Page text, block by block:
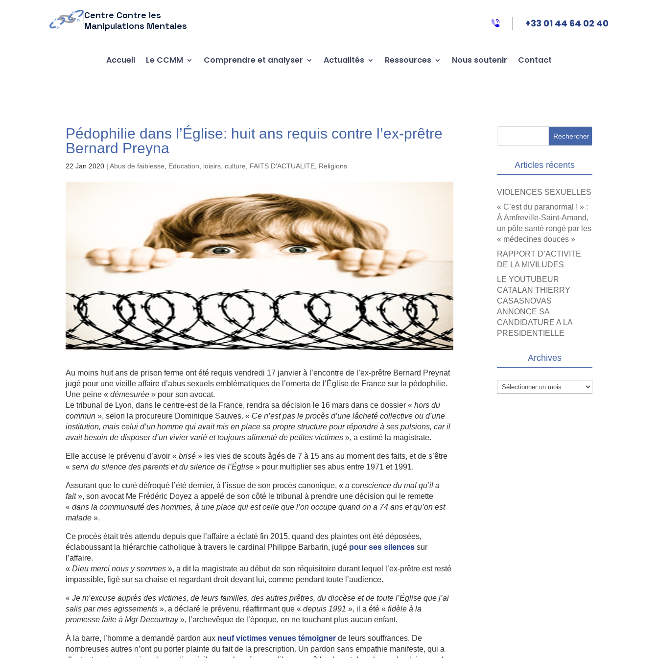
Centre Contre les
Manipulations Mentales
+33 01 44 64 02 40
Accueil Le CCMM Comprendre et analyser Actualités Ressources Nous soutenir Contact
Pédophilie dans l’Église: huit ans requis contre l’ex-prêtre
Bernard Preyna
22 Jan 2020 |Abus de faiblesse Education, loisirs, culture FAITS D'ACTUALITE Religions
Au moins huit ans de prison ferme ont été requis vendredi 17 janvier à l’encontre de l’ex-prêtre Bernard Preynat
jugé pour une vieille affaire d’abus sexuels emblématiques de l’omerta de l’Église de France sur la pédophilie.
Une peine «démesurée » pour son avocat.
Le tribunal de Lyon, dans le centre-est de la France, rendra sa décision le 16 mars dans ce dossier «hors du
commun », selon la procureure Dominique Sauves. « Ce n’est pas le procès d’une lâcheté collective ou d’une
institution, mais celui d’un homme qui avait mis en place sa propre structure pour répondre à ses pulsions, car il
avait besoin de disposer d’un vivier varié et toujours alimenté de petites victimes », a estimé la magistrate.
Elle accuse le prévenu d’avoir «brisé» les vies de scouts âgés de 7 à 15 ans au moment des faits, et de s’être
«servi du silence des parents et du silence de l’Église » pour multiplier ses abus entre 1971 et 1991.
Assurant que le curé défroqué l’été dernier, à l’issue de son procès canonique, «a conscience du mal qu’il a
fait», son avocat Me Frédéric Doyez a appelé de son côté le tribunal à prendre une décision qui le remette
«dans la communauté des hommes, à une place qui est celle que l’on occupe quand on a 74 ans et qu’on est
malade».
Ce procès était très attendu depuis que l’affaire a éclaté fin 2015, quand des plaintes ont été déposées,
éclaboussant la hiérarchie catholique à travers le cardinal Philippe Barbarin, jugé pour ses silencessur
l’affaire.
«Dieu merci nous y sommes», a dit la magistrate au début de son réquisitoire durant lequel l’ex-prêtre est resté
impassible, figé sur sa chaise et regardant droit devant lui, comme pendant toute l’audience.
«Je m’excuse auprès des victimes, de leurs familles, des autres prêtres, du diocèse et de toute l’Église que j’ai
salis par mes agissements », a déclaré le prévenu, réaffirmant que « depuis 1991 », il a été «fidèle à la
promesse faite à Mgr Decourtray», l’archevêque de l’époque, en ne touchant plus aucun enfant.
À la barre, l’homme a demandé pardon aux neuf victimes venues témoignerde leurs souffrances. De
nombreuses autres n’ont pu porter plainte du fait de la prescription. Un pardon sans empathie manifeste, qui a
Articles récents
VIOLENCES SEXUELLES
« C’est du paranormal ! » :
À Amfreville-Saint-Amand,
un pôle santé rongé par les
« médecines douces »
RAPPORT D’ACTIVITE
DE LA MIVILUDES
LE YOUTUBEUR
CATALAN THIERRY
CASASNOVAS
ANNONCE SA
CANDIDATURE A LA
PRESIDENTIELLE
Archives
Archives